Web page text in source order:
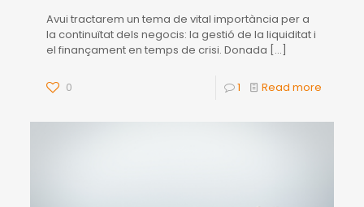
Avui tractarem un tema de vital importància per a
la continuïtat dels negocis: la gestió de la liquiditat i
el finançament en temps de crisi. Donada […]
0 1 Read more